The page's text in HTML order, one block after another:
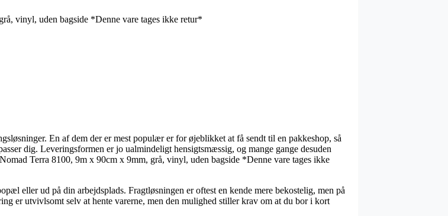
vinyl, uden bagside *Denne vare tages ikke retur*
En af dem der er mest populær er for øjeblikket at få sendt til en pakkeshop, så
dig. Leveringsformen er jo ualmindeligt hensigtsmæssig, og mange gange desuden
Terra 8100, 9m x 90cm x 9mm, grå, vinyl, uden bagside *Denne vare tages ikke
eller ud på din arbejdsplads. Fragtløsningen er oftest en kende mere bekostelig, men på
er utvivlsomt selv at hente varerne, men den mulighed stiller krav om at du bor i kort